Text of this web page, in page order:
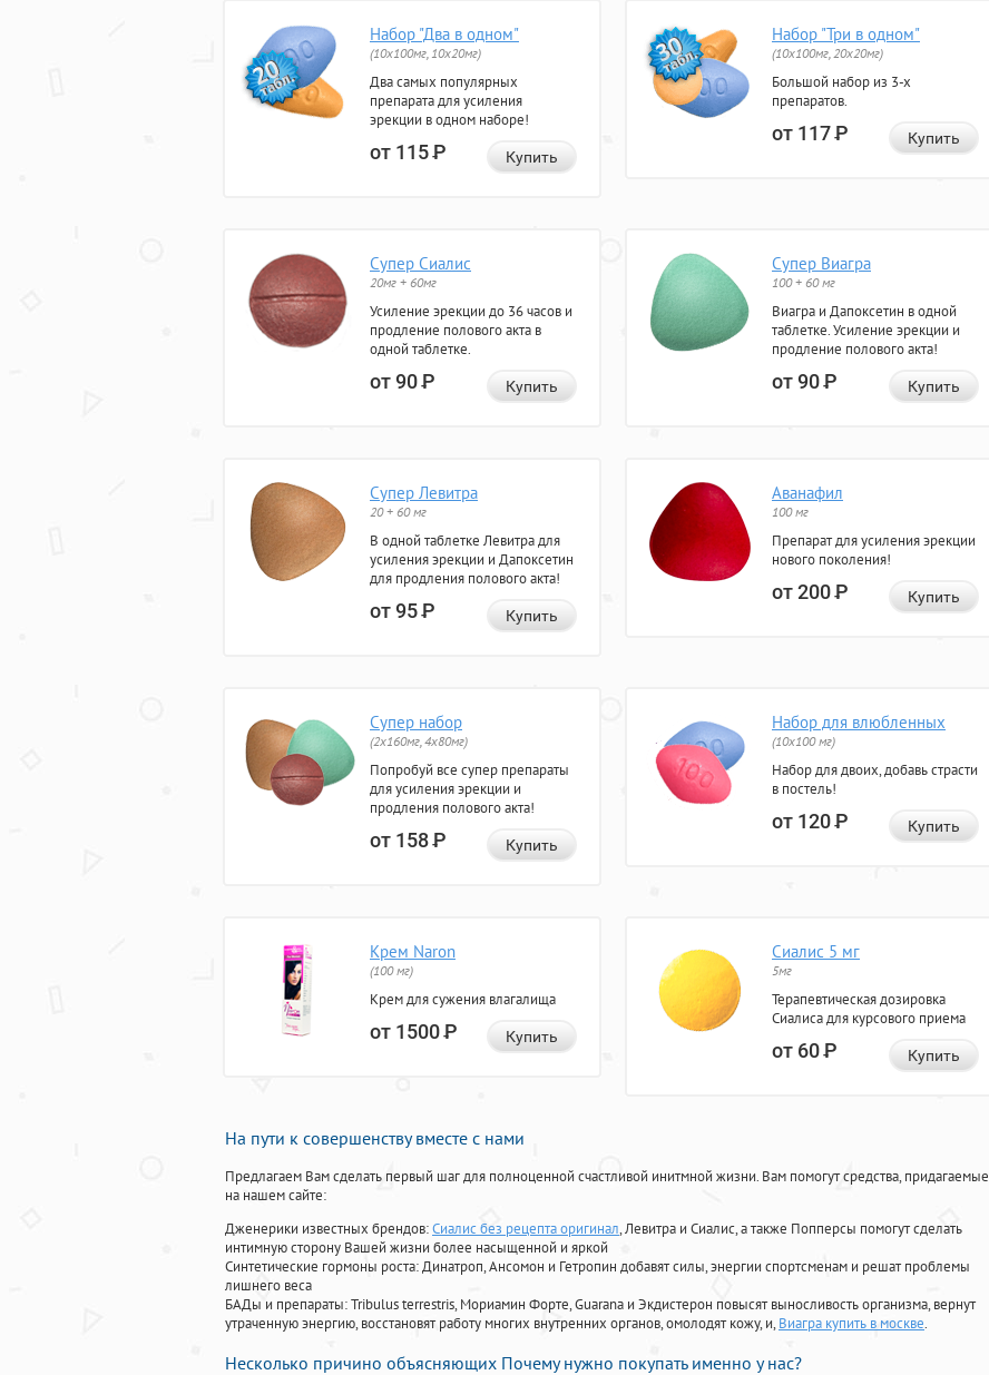
Набор "Два в одном"
(10x100мг, 10x20мг)
Два самых популярных
препарата для усиления
эрекции в одном наборе!
от 115Р Купить
Набор "Три в одном"
(10x100мг, 20x20мг)
Большой набор из 3-х
препаратов.
от 117Р Купить
Супер Сиалис
20мг + 60мг
Усиление эрекции до 36 часов и
продление полового акта в
одной таблетке.
от 90Р Купить
Супер Виагра
100 + 60 мг
Виагра и Дапоксетин в одной
таблетке. Усиление эрекции и
продление полового акта!
от 90Р Купить
Супер Левитра
20 + 60 мг
В одной таблетке Левитра для
усиления эрекции и Дапоксетин
для продления полового акта!
от 95Р Купить
Аванафил
100 мг
Препарат для усиления эрекции
нового поколения!
от 200Р Купить
Супер набор
(2х160мг, 4х80мг)
Попробуй все супер препараты
для усиления эрекции и
продления полового акта!
от 158Р Купить
Набор для влюбленных
(10х100 мг)
Набор для двоих, добавь страсти
в постель!
от 120Р Купить
Крем Naron
(100 мг)
Крем для сужения влагалища
от 1500Р Купить
Сиалис 5 мг
5мг
Терапевтическая дозировка
Сиалиса для курсового приема
от 60Р Купить
На пути к совершенству вместе с нами
Предлагаем Вам сделать первый шаг для полноценной счастливой инитмной жизни. Вам помогут средства, придагаемые
на нашем сайте:
Дженерики известных брендов:Сиалис без рецепта оригинал, Левитра и Сиалис, а также Попперсы помогут сделать
интимную сторону Вашей жизни более насыщенной и яркой
Синтетические гормоны роста: Динатроп, Ансомон и Гетропин добавят силы, энергии спортсменам и решат проблемы
лишнего веса
БАДы и препараты:Tribulus terrestris, Мориамин Форте, Guarana и Экдистерон повысят выносливость организма, вернут
утраченную энергию, восстановят работу многих внутренних органов, омолодят кожу, и, Виагра купить в москве.
Несколько причино объясняющих Почему нужно покупать именно у нас?